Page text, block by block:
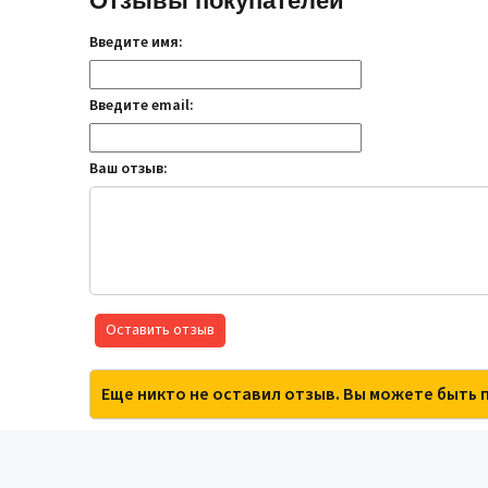
Введите имя:
Введите email:
Ваш отзыв:
Оставить отзыв
Еще никто не оставил отзыв. Вы можете быть